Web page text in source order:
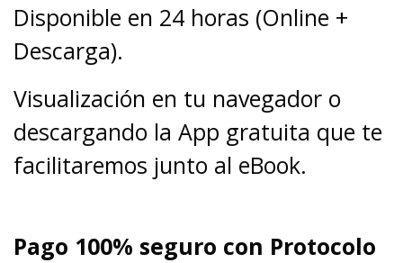
Disponible en 24 horas (Online +
Descarga).
Visualización en tu navegador o
descargando la App gratuita que te
facilitaremos junto al eBook.
Pago 100% seguro con Protocolo